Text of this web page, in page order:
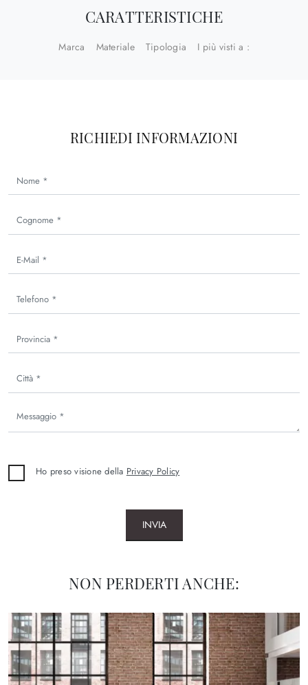
CARATTERISTICHE
Marca Materiale Tipologia I più visti a :
RICHIEDI INFORMAZIONI
Ho preso visione della Privacy Policy
INVIA
NON PERDERTI ANCHE: